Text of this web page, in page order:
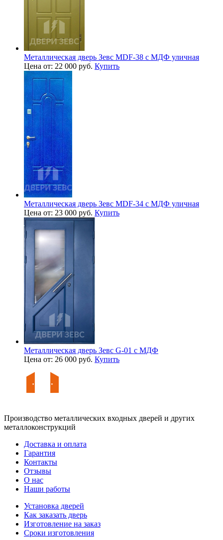
Металлическая дверь Зевс MDF-38 с МДФ уличная
Цена от: 22 000 руб. Купить
Металлическая дверь Зевс MDF-34 с МДФ уличная
Цена от: 23 000 руб. Купить
Металлическая дверь Зевс G-01 с МДФ
Цена от: 26 000 руб. Купить
Производство металлических входных дверей и других
металлоконструкций
Доставка и оплата
Гарантия
Контакты
Отзывы
О нас
Наши работы
Установка дверей
Как заказать дверь
Изготовление на заказ
Сроки изготовления